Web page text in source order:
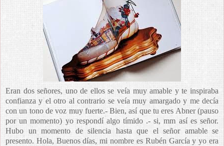
Eran dos señores, uno de ellos se veía muy amable y te inspiraba
confianza y el otro al contrario se veía muy amargado y me decía
con un tono de voz muy fuerte.- Bien, así que tu eres Abner (pauso
por un momento) yo respondí algo tímido .- si, mm así es señor.
Hubo un momento de silencia hasta que el señor amable se
presento. Hola, Buenos días, mi nombre es Rubén García y yo era